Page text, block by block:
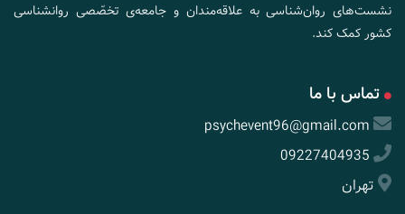
نشست‌های روان‌شناسی به علاقه‌مندان و جامعه‌ی تخصّصی روانشناسی
کشور کمک کند.
تماس با ما
psychevent96@gmail.com
09227404935
تهران